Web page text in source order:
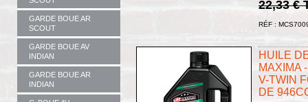
GARDE BOUE AR
SCOUT
GARDE BOUE AV
INDIAN
GARDE BOUE AR
INDIAN
22,33 €
RÉF :
HUILE
MAXIMA
V-TWIN
DE